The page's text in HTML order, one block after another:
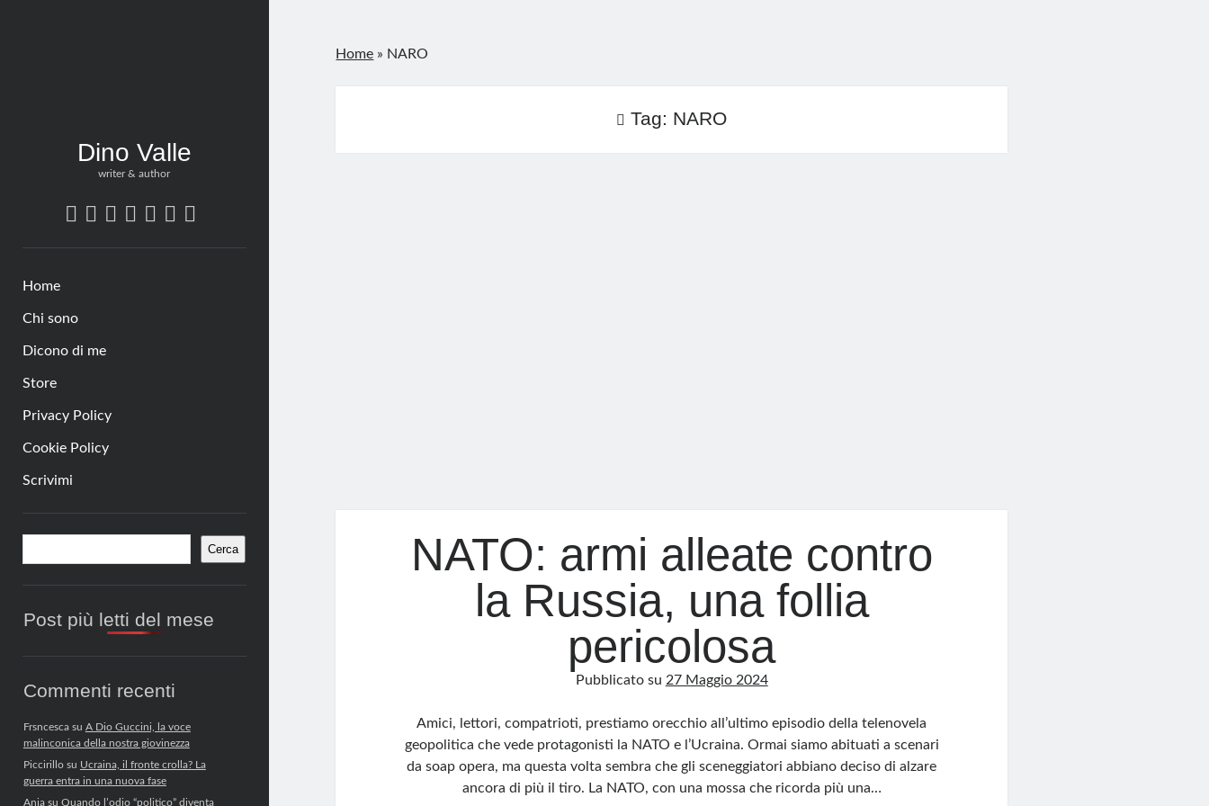
Dino Valle
writer & author
twitter
bluesky
facebook
linkedin
pinterest
amazon
Home
Chi sono
Dicono di me
Store
Privacy Policy
Cookie Policy
Scrivimi
Barra
laterale
Cerca
Post più letti del mese
Commenti recenti
Frsncescasu A Dio Guccini, la voce
malinconica della nostra giovinezza
Piccirillosu Ucraina, il fronte crolla? La
guerra entra in una nuova fase
Anjasu Quando l’odio “politico” diventa
Home » NARO
Tag: NARO
NATO: armi alleate contro
la Russia, una follia
pericolosa
Pubblicato su 27 Maggio 2024
Amici, lettori, compatrioti, prestiamo orecchio all’ultimo episodio della telenovela
geopolitica che vede protagonisti la NATO e l’Ucraina. Ormai siamo abituati a scenari
da soap opera, ma questa volta sembra che gli sceneggiatori abbiano deciso di alzare
ancora di più il tiro. La NATO, con una mossa che ricorda più una…